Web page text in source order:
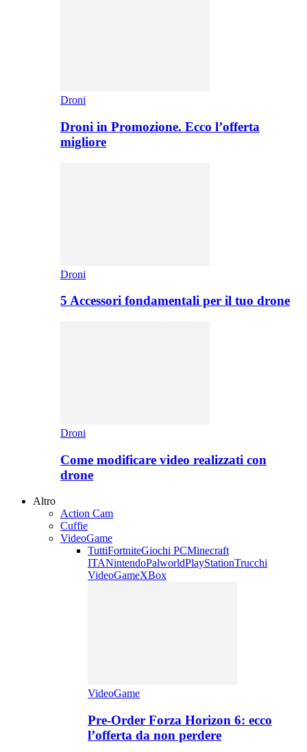
Droni
Droni in Promozione. Ecco l’offerta
migliore
Droni
5 Accessori fondamentali per il tuo drone
Droni
Come modificare video realizzati con
drone
Altro
Action Cam
Cuffie
VideoGame
TuttiFortniteGiochi PCMinecraft
ITANintendoPalworldPlayStationTrucchi
VideoGameXBox
VideoGame
Pre-Order Forza Horizon 6: ecco
l’offerta da non perdere